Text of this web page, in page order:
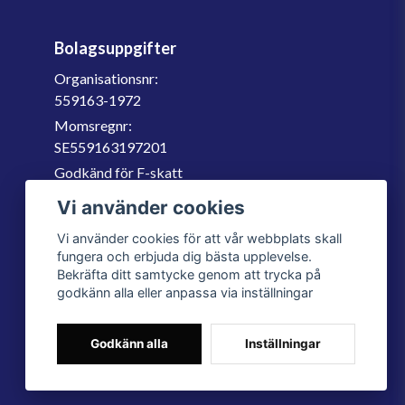
Bolagsuppgifter
Organisationsnr:
559163-1972
Momsregnr:
SE559163197201
Godkänd för F-skatt
060-566 800
Vi använder cookies
Vi använder cookies för att vår webbplats skall
fungera och erbjuda dig bästa upplevelse.
Bekräfta ditt samtycke genom att trycka på
godkänn alla eller anpassa via inställningar
Godkänn alla Inställningar